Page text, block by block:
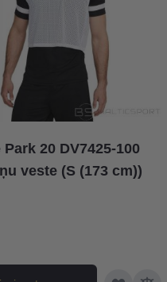
Park 20 DV7425-100
veste (S (173 cm))